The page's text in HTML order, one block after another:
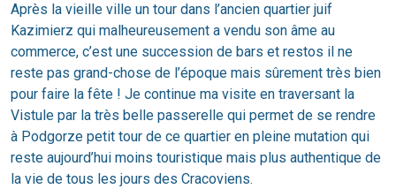
Après la vieille ville un tour dans l’ancien quartier juif
Kazimierz qui malheureusement a vendu son âme au
commerce, c’est une succession de bars et restos il ne
reste pas grand-chose de l’époque mais sûrement très bien
pour faire la fête ! Je continue ma visite en traversant la
Vistule par la très belle passerelle qui permet de se rendre
à Podgorze petit tour de ce quartier en pleine mutation qui
reste aujourd’hui moins touristique mais plus authentique de
la vie de tous les jours des Cracoviens.